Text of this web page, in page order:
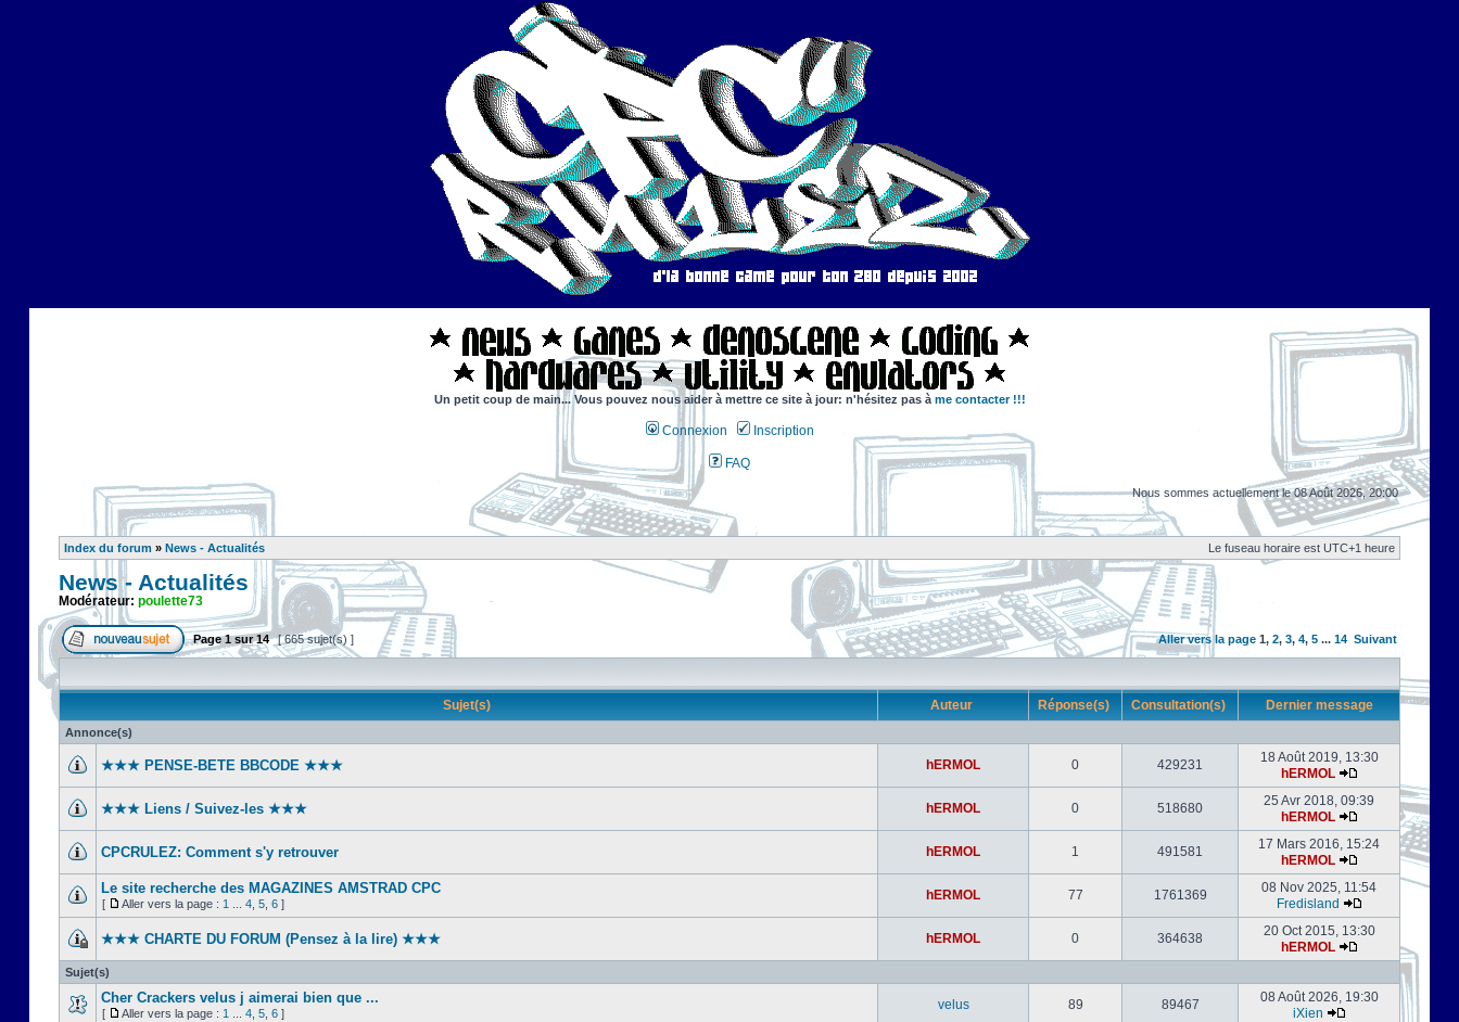
Un petit coup de main... Vous pouvez nous aider à mettre ce site à jour: n'hésitez pas à me contacter !!!
Connexion Inscription
FAQ
Nous sommes actuellement le 08 Août 2026, 20:00
Index du forum » News - Actualités Le fuseau horaire est UTC+1 heure
News - Actualités
Modérateur: poulette73
Page1sur14 [ 665 sujet(s) ] Aller vers la page 1, 2, 3, 4, 5 ... 14 Suivant
Sujet(s) Auteur Réponse(s) Consultation(s) Dernier message
Annonce(s)
★★★ PENSE-BETE BBCODE ★★★ hERMOL 0 429231
18 Août 2019, 13:30
hERMOL
★★★ Liens / Suivez-les ★★★ hERMOL 0 518680
25 Avr 2018, 09:39
hERMOL
CPCRULEZ: Comment s'y retrouver‎ hERMOL 1 491581
17 Mars 2016, 15:24
hERMOL
Le site recherche des MAGAZINES AMSTRAD CPC
[ Aller vers la page : 1 4 5 6 ]
hERMOL 77 1761369
08 Nov 2025, 11:54
Fredisland
★★★ CHARTE DU FORUM (Pensez à la lire) ★★★ hERMOL 0 364638
20 Oct 2015, 13:30
hERMOL
Sujet(s)
Cher Crackers velus j aimerai bien que ...
[ Aller vers la page : 1 4 5 6 ]
velus 89 89467
08 Août 2026, 19:30
iXien